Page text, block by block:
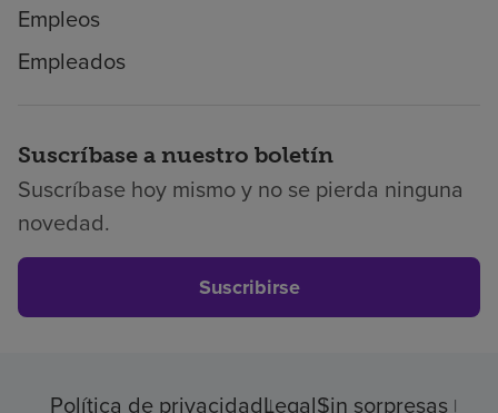
Empleos
Empleados
Suscríbase a nuestro boletín
Suscríbase hoy mismo y no se pierda ninguna
novedad.
Suscribirse
Política de privacidadLegalSin sorpresas